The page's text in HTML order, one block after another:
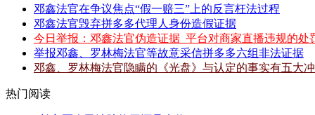
邓鑫法官在争议焦点“假一赔三”上的反言枉法过程
邓鑫法官毁弃拼多多代理人身份造假证据
今日举报：邓鑫法官伪造证据_平台对商家直播违规的处
举报邓鑫、罗林梅法官等故意采信拼多多六组非法证据
邓鑫、罗林梅法官隐瞒的《光盘》与认定的事实有五大
热门阅读